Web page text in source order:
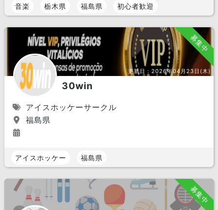
音楽 栃木県 福島県 初心者歓迎
募集中
更新日：2026年04月23日(木)
30win
アイスホッケーサークル
福島県
アイスホッケー 福島県
募集中